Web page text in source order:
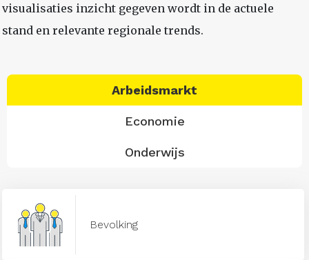
visualisaties inzicht gegeven wordt in de actuele
stand en relevante regionale trends.
Arbeidsmarkt
Economie
Onderwijs
Bevolking